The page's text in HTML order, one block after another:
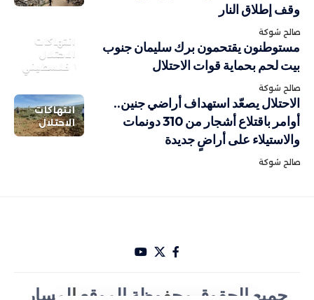
وقف إطلاق النار
صالح شوكة
انتهاكات
الاحتلال
فلسطيني
مستوطنون يقتحمون برك سليمان جنوب
بيت لحم بحماية قوات الاحتلال
صالح شوكة
انتهاكات
الاحتلال
الاحتلال يصعّد استهداف أراضي جنين..
أوامر باقتلاع أشجار من 310 دونمات
والاستيلاء على أراضٍ جديدة
صالح شوكة
جميع الحقوق محف وظة الموقع المسار